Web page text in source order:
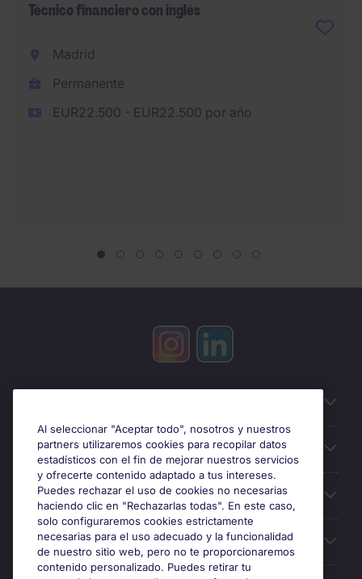
Técnico financiero con inglés
Madrid
Permanente
EUR22.500 - EUR22.500 por año
Búsqueda de empleo
Oficinas
Sobre Michael Page
Al seleccionar "Aceptar todo", nosotros y nuestros
partners utilizaremos cookies para recopilar datos
estadísticos con el fin de mejorar nuestros servicios
y ofrecerte contenido adaptado a tus intereses.
Puedes rechazar el uso de cookies no necesarias
haciendo clic en "Rechazarlas todas". En este caso,
solo configuraremos cookies estrictamente
necesarias para el uso adecuado y la funcionalidad
de nuestro sitio web, pero no te proporcionaremos
contenido personalizado. Puedes retirar tu